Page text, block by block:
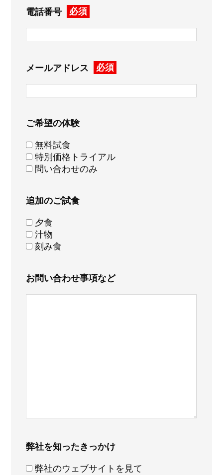
電話番号 必須
メールアドレス 必須
ご希望の体験
無料試食
特別価格トライアル
問い合わせのみ
追加のご試食
夕食
汁物
刻み食
お問い合わせ事項など
弊社を知ったきっかけ
弊社のウェブサイトを見て